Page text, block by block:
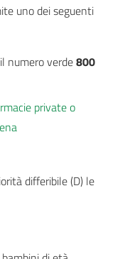
uno dei seguenti
numero verde800
private o
differibile (D) le